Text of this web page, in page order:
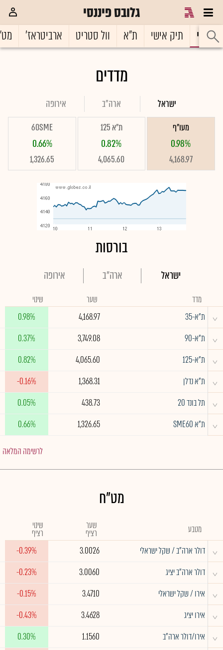
גלובס פיננסי
ראשי תיק אישי ת"א וול סטריט ארביטראז'
מדדים
ישראל ארה"ב אירופה
מעו"ף
0.98%
4,168.97
ת"א 125
0.82%
4,065.60
60SME
0.66%
1,326.65
בורסות
ישראל ארה"ב אירופה
מדד שער שינוי
^ ת"א-35 4,168.97
0.98%
^ ת"א-90 3,749.08
0.37%
^ ת"א-125 4,065.60
0.82%
^ ת"א נדלן 1,368.31
-0.16%
^ תל בונד 20 438.73
0.05%
^ ת"א SME60 1,326.65
0.66%
לרשימה המלאה
מט"ח
מטבע שער
רציף
שינוי
רציף
^ דולר ארה"ב / שקל ישראלי 3.0026
-0.39%
^ דולר ארה"ב יציג 3.0060
-0.23%
^ אירו / שקל ישראלי 3.4710
-0.15%
^ אירו יציג 3.4628
-0.43%
^ אירו/דולר ארה"ב 1.1560
0.30%